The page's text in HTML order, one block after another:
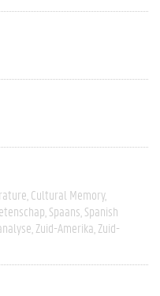
Cultural Memory
Spaans Spanish
Zuid-Amerika Zuid-